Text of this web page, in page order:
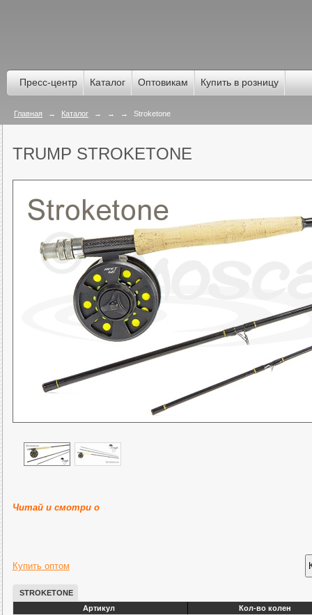
Пресс-центр Каталог Оптовикам Купить в розницу
Главная → Каталог → → → Stroketone
TRUMP STROKETONE
Читай и смотри о
Купить оптом
STROKETONE
Артикул
Кол-во колен